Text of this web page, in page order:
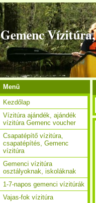
Gemenc
Menü
Kezdőlap
Vízitúra ajándék, ajándék
vízitúra Gemenc voucher
Csapatépítő vízitúra,
csapatépítés, Gemenc
vízitúra
Gemenci vízitúra
osztályoknak, iskoláknak
1-7-napos gemenci vízitúrák
Vajas-fok vízitúra